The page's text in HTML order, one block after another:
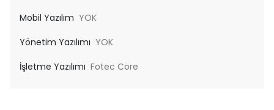
Mobil Yazılım YOK
Yönetim Yazılımı YOK
İşletme Yazılımı Fotec Core